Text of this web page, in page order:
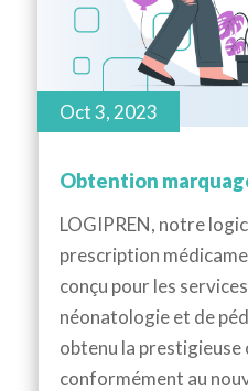
Obtention
Oct 3, 2023
LOGIPREN, notre
prescription
conçu pour les
néonatologie et de
obtenu la
conformément au